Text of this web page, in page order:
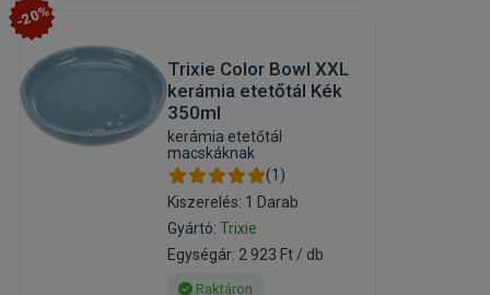
-20%
Trixie Color Bowl XXL
kerámia etetőtál Kék
350ml
kerámia etetőtál
macskáknak
(1)
Kiszerelés: 1 Darab
Gyártó:Trixie
Egységár: 2 923 Ft / db
Raktáron